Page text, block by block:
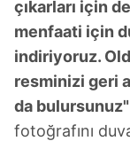
sınırlı olarak
Çerezlere ilişkin
vasıtasıyla
için Ayarlar
Metnimiziziyaret
çıkarları için
menfaati için
indiriyoruz.
resminizi geri
da bulursunuz"
fotoğrafını